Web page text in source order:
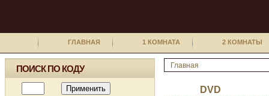
ГЛАВНАЯ 1 КОМНАТА 2 КОМНАТЫ
ПОИСК ПО КОДУ Главная
DVD